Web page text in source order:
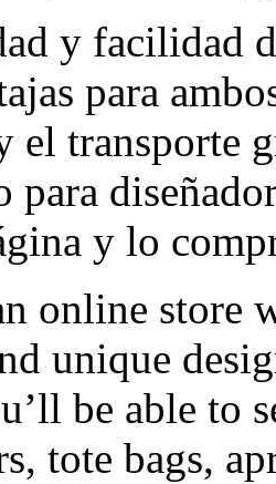
y facilidad
para
el transporte
para
y lo
online store
unique
be able to
tote bags,